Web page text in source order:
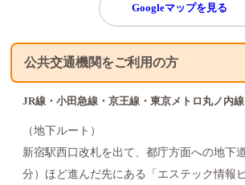
Googleマップを見る
公共交通機関をご利用の方
JR線・小田急線・京王線・東京メトロ丸ノ内線
（地下ルート）
新宿駅西口改札を出て、都庁方面への地下
分）ほど進んだ先にある「エステック情報